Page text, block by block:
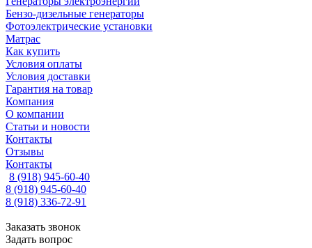
Бензо-дизельные генераторы
Фотоэлектрические установки
Матрас
Как купить
Условия оплаты
Условия доставки
Гарантия на товар
Компания
О компании
Статьи и новости
Контакты
Отзывы
Контакты
8 (918) 945-60-40
8 (918) 945-60-40
8 (918) 336-72-91
Заказать звонок
Задать вопрос